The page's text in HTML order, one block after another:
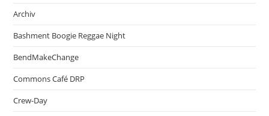
Archiv
Bashment Boogie Reggae Night
BendMakeChange
Commons Café DRP
Crew-Day